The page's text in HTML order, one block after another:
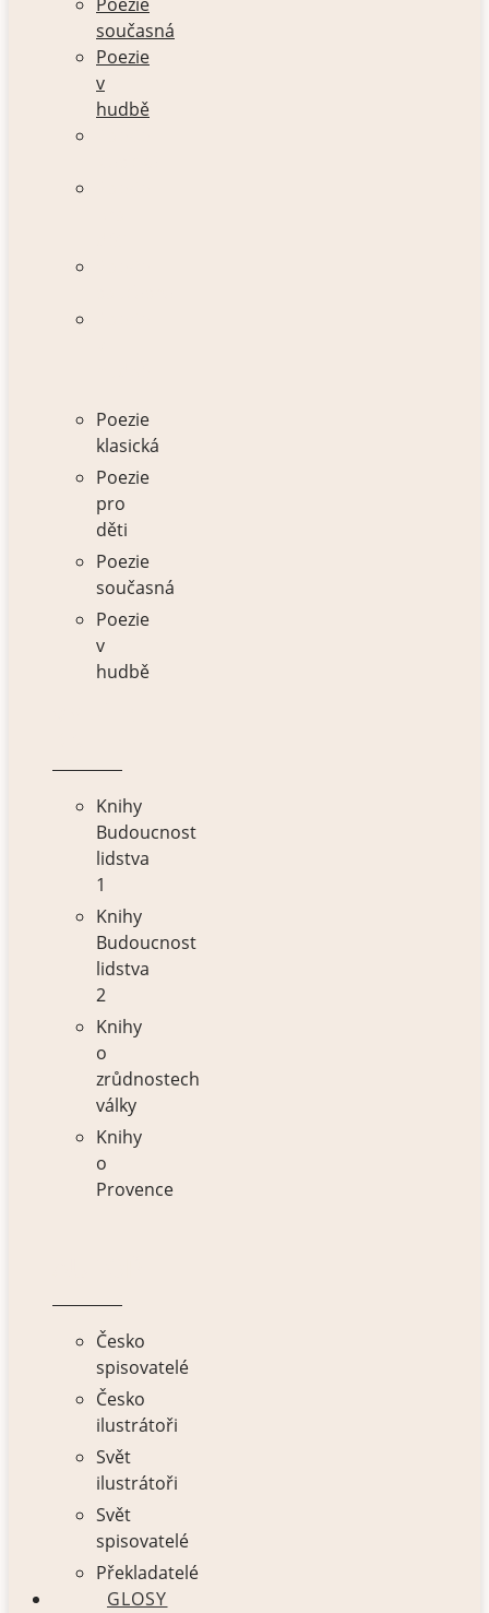
současná
Poezie
v
hudbě
Poezie
klasická
Poezie
pro
děti
Poezie
současná
Poezie
v
hudbě
Knihy
Budoucnost
lidstva
1
Knihy
Budoucnost
lidstva
2
Knihy
o
zrůdnostech
války
Knihy
o
Provence
Česko
spisovatelé
Česko
ilustrátoři
Svět
ilustrátoři
Svět
spisovatelé
Překladatelé
GLOSY